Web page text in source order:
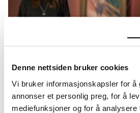
Denne nettsiden bruker cookies
Vi bruker informasjonskapsler for å
annonser et personlig preg, for å
mediefunksjoner og for å
MUNCH + Musikk: Fredrik Høyer og
Musikalsk tolkning av Skrik, fremført